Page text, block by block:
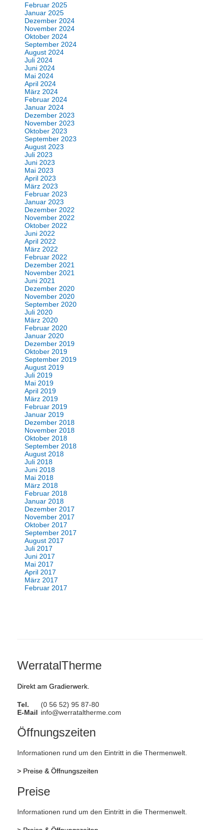
Februar 2025
Januar 2025
Dezember 2024
November 2024
Oktober 2024
September 2024
August 2024
Juli 2024
Juni 2024
Mai 2024
April 2024
März 2024
Februar 2024
Januar 2024
Dezember 2023
November 2023
Oktober 2023
September 2023
August 2023
Juli 2023
Juni 2023
Mai 2023
April 2023
März 2023
Februar 2023
Januar 2023
Dezember 2022
November 2022
Oktober 2022
Juni 2022
April 2022
März 2022
Februar 2022
Dezember 2021
November 2021
Juni 2021
Dezember 2020
November 2020
September 2020
Juli 2020
März 2020
Februar 2020
Januar 2020
Dezember 2019
Oktober 2019
September 2019
August 2019
Juli 2019
Mai 2019
April 2019
März 2019
Februar 2019
Januar 2019
Dezember 2018
November 2018
Oktober 2018
September 2018
August 2018
Juli 2018
Juni 2018
Mai 2018
März 2018
Februar 2018
Januar 2018
Dezember 2017
November 2017
Oktober 2017
September 2017
August 2017
Juli 2017
Juni 2017
Mai 2017
April 2017
März 2017
Februar 2017
WerratalTherme
Direkt am Gradierwerk.
Tel.
(0 56 52) 95 87-80
E-Mail info@werrataltherme.com
Öffnungszeiten
Informationen rund um den Eintritt in die Thermenwelt.
> Preise & Öffnungszeiten
Preise
Informationen rund um den Eintritt in die Thermenwelt.